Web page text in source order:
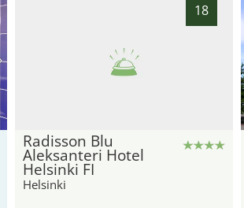
18
Radisson Blu
Aleksanteri Hotel
Helsinki FI
Helsinki